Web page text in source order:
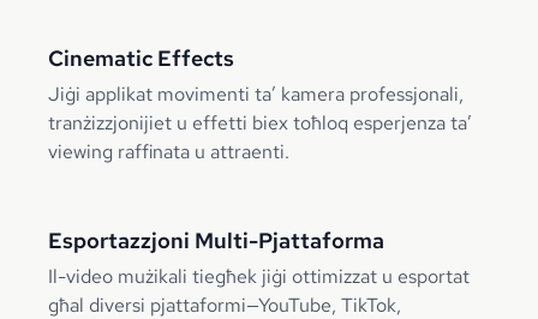
Cinematic Effects
Jiġi applikat movimenti ta’ kamera professjonali,
tranżizzjonijiet u effetti biex toħloq esperjenza ta’
viewing raffinata u attraenti.
Esportazzjoni Multi-Pjattaforma
Il-video mużikali tiegħek jiġi ottimizzat u esportat
għal diversi pjattaformi—YouTube, TikTok,